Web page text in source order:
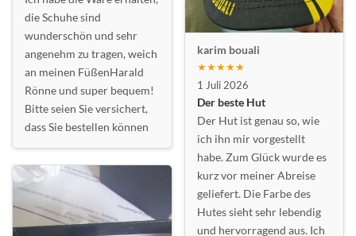
die Schuhe sind
wunderschön und sehr
angenehm zu tragen, weich
an meinen FüßenHarald
Rönne und super bequem!
Bitte seien Sie versichert,
dass Sie bestellen können
karim bouali
★★★★★
1 Juli 2026
Der beste Hut
Der Hut ist genau so, wie
ich ihn mir vorgestellt
habe. Zum Glück wurde es
kurz vor meiner Abreise
geliefert. Die Farbe des
Hutes sieht sehr lebendig
und hervorragend aus. Ich